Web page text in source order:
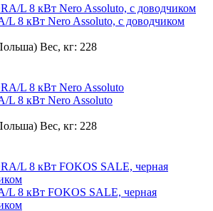
L 8 кВт Nero Assoluto, с доводчиком
Вес, кг: 228
L 8 кВт Nero Assoluto
Вес, кг: 228
L 8 кВт FOKOS SALE, черная